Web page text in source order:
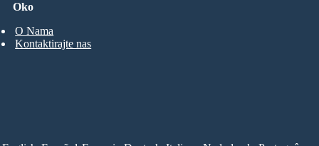
Oko
O Nama
Kontaktirajte nas